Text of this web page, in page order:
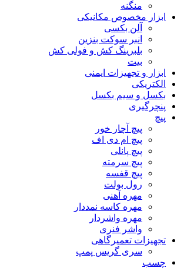
منگنه
ابزار مخصوص مکانیکی
آلن بکسی
انبر سوکت بنزین
بلبرینگ کش و فولی کش
بیت
ابزار و تجهیزات ایمنی
الکتریکی
بکسل و سیم بکسل
پنچرگیری
پیچ
پیچ آچار خور
پیچ ام دی اف
پیچ پانلی
پیچ سرمته
پیچ قفسه
رول بولت
مهره آهنی
مهره کاسه نمددار
مهره واشردار
واشر فنری
تجهیزات تعمیرگاهی
سری گریس پمپ
چسب